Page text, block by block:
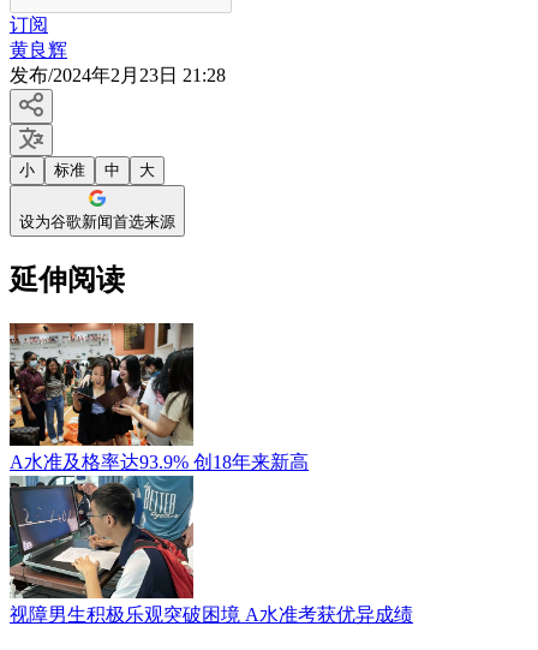
订阅
黄良辉
发布/2024年2月23日 21:28
小 标准 中 大
设为谷歌新闻首选来源
延伸阅读
A水准及格率达93.9% 创18年来新高
视障男生积极乐观突破困境 A水准考获优异成绩